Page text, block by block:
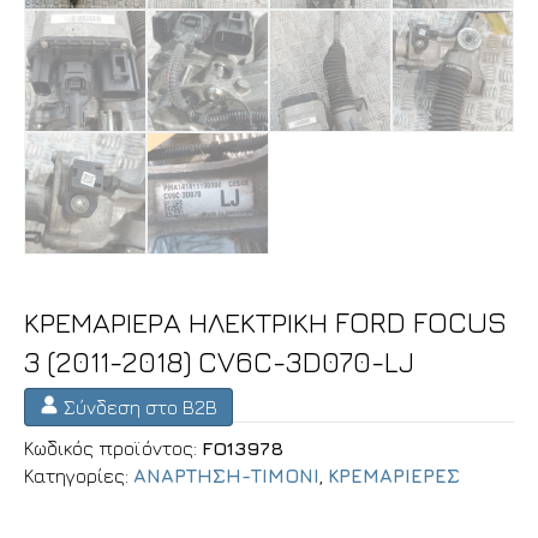
ΚΡΕΜΑΡΙΕΡΑ ΗΛΕΚΤΡΙΚΗ FORD FOCUS
3 (2011-2018) CV6C-3D070-LJ
Σύνδεση στο B2B
Κωδικός προϊόντος: FO13978
Κατηγορίες: ΑΝΑΡΤΗΣΗ-ΤΙΜΟΝΙ ΚΡΕΜΑΡΙΕΡΕΣ